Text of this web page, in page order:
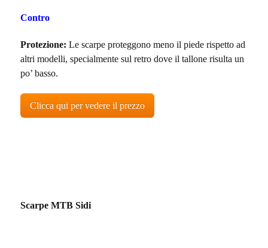
Contro
Protezione: Le scarpe proteggono meno il piede rispetto ad
altri modelli, specialmente sul retro dove il tallone risulta un
po’ basso.
Clicca qui per vedere il prezzo
Scarpe MTB Sidi